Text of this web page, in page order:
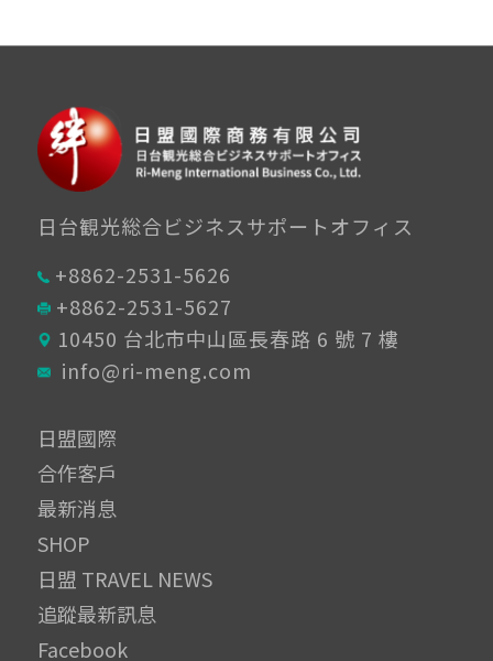
日台観光総合ビジネスサポートオフィス
+8862-2531-5626
+8862-2531-5627
10450 台北市中山區長春路 6 號 7 樓
info@ri-meng.com
日盟國際
合作客戶
最新消息
SHOP
日盟 TRAVEL NEWS
追蹤最新訊息
Facebook